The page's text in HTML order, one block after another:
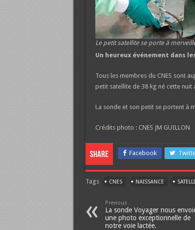
Le petit satellite se porte à
Un heureux événement dans
Tous les membres du CNES sont
petit satellite de 38 kg né cette nuit
La sonde et son petit se portent à
Crédits photo : CNES JM GUILLON
Share Facebook
Tags CNES NAISSANCE
Previous
La sonde Voyager nous
une photo exceptionnelle de
notre voie lactée.